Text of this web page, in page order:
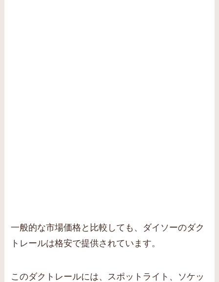
一般的な市場価格と比較しても、ダイソーのダク
トレールは格安で提供されています。
このダクトレールには、スポットライト、ソケッ